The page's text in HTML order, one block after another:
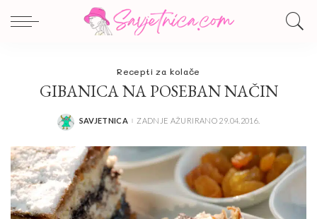
Recepti za kolače
GIBANICA NA POSEBAN NAČIN
POSTED
SAVJETNICA ZADNJE AŽURIRANO 29.04.2016.